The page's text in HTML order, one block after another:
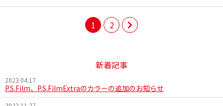
1
2
ペ
ー
ジ >>
新着記事
2023.04.17
P.S.Film、P.S.FilmExtraのカラーの追加のお知らせ